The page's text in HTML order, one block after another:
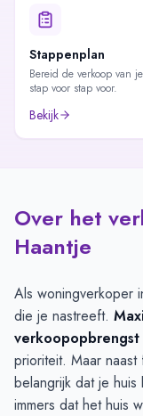
Stappenplan
Bereid de verkoop van
stap voor stap voor.
Bekijk
Over het
Haantje
Als woningverkoper
die je nastreeft.
verkoopopbrengst
prioriteit. Maar
belangrijk dat je huis
immers dat het huis